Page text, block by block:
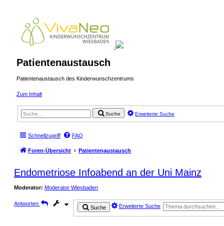
Patientenaustausch
Patientenaustausch des Kinderwunschzentrums
Zum Inhalt
Suche Erweiterte Suche
Schnellzugriff FAQ
Foren-Übersicht Patientenaustausch
Endometriose Infoabend an der Uni Mainz
Moderator: Moderator Wiesbaden
Antworten
Suche Erweiterte Suche